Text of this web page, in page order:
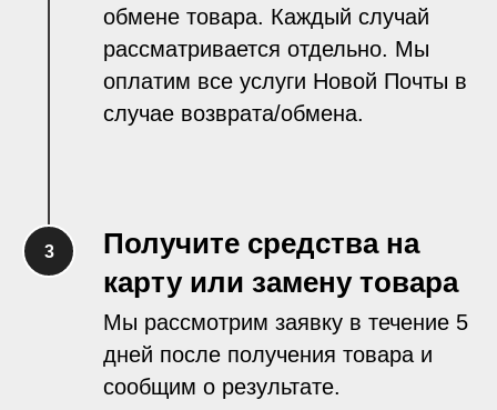
обмене товара. Каждый случай
рассматривается отдельно. Мы
оплатим все услуги Новой Почты в
случае возврата/обмена.
Получите средства на
карту или замену товара
Мы рассмотрим заявку в течение 5
дней после получения товара и
сообщим о результате.